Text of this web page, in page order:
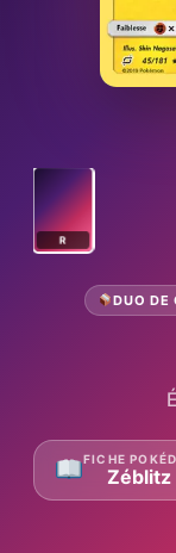
R
DUO DE
FICHE
Zéblitz